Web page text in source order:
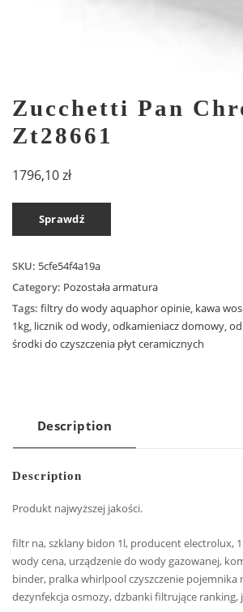
Zucchetti Pan
Zt28661
1796,10zł
Sprawdź
SKU: 5cfe54f4a19a
Category: Pozostała armatura
Tags: filtry do wody aquaphor opinie, kawa
1kg, licznik od wody,odkamieniacz domowy,
środki do czyszczenia płyt ceramicznych
Description
Description
Produkt najwyższej jakości.
filtr na, szklany bidon 1l, producent electrolux,
wody cena, urządzenie do wody gazowanej,
binder, pralka whirlpool czyszczenie pojemnika
dezynfekcja osmozy, dzbanki filtrujące ranking,